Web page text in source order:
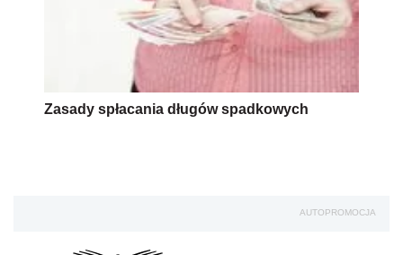
Zasady spłacania długów spadkowych
AUTOPROMOCJA